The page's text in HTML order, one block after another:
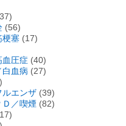
(56)
梗塞 (17)
血圧症 (40)
白血病 (27)
ルエンザ (39)
Ｄ／喫煙 (82)